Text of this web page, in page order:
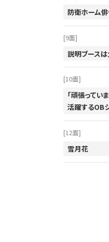
防衛ホーム
[9面]
説明ブース
[10面]
「頑張ってい
活躍するOB
[12面]
雪月花